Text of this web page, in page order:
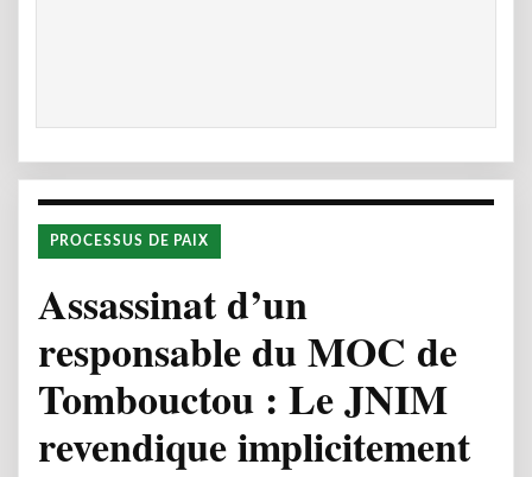
PROCESSUS DE PAIX
Assassinat d’un
responsable du MOC de
Tombouctou : Le JNIM
revendique implicitement